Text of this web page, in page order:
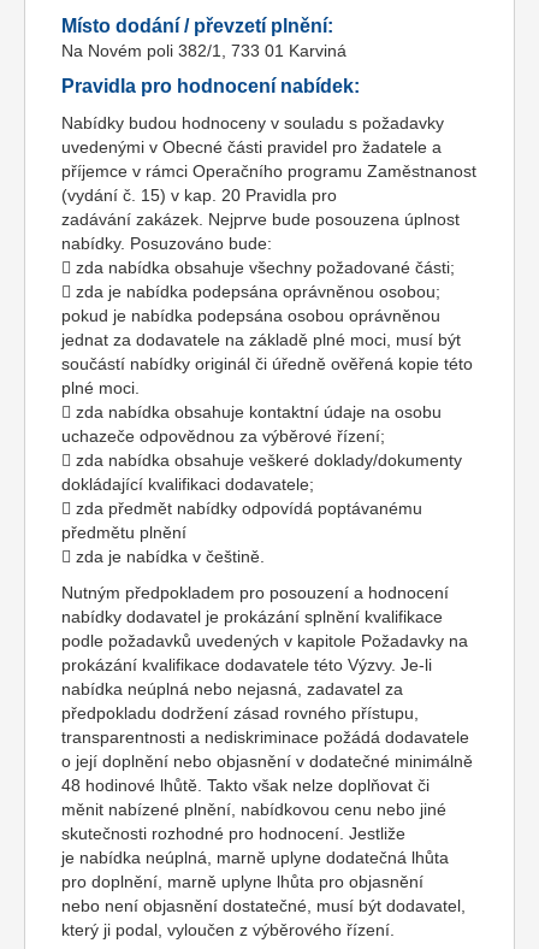
Místo dodání / převzetí plnění:
Na Novém poli 382/1, 733 01 Karviná
Pravidla pro hodnocení nabídek:
Nabídky budou hodnoceny v souladu s požadavky
uvedenými v Obecné části pravidel pro žadatele a
příjemce v rámci Operačního programu Zaměstnanost
(vydání č. 15) v kap. 20 Pravidla pro
zadávání zakázek. Nejprve bude posouzena úplnost
nabídky. Posuzováno bude:
 zda nabídka obsahuje všechny požadované části;
 zda je nabídka podepsána oprávněnou osobou;
pokud je nabídka podepsána osobou oprávněnou
jednat za dodavatele na základě plné moci, musí být
součástí nabídky originál či úředně ověřená kopie této
plné moci.
 zda nabídka obsahuje kontaktní údaje na osobu
uchazeče odpovědnou za výběrové řízení;
 zda nabídka obsahuje veškeré doklady/dokumenty
dokládající kvalifikaci dodavatele;
 zda předmět nabídky odpovídá poptávanému
předmětu plnění
 zda je nabídka v češtině.
Nutným předpokladem pro posouzení a hodnocení
nabídky dodavatel je prokázání splnění kvalifikace
podle požadavků uvedených v kapitole Požadavky na
prokázání kvalifikace dodavatele této Výzvy. Je-li
nabídka neúplná nebo nejasná, zadavatel za
předpokladu dodržení zásad rovného přístupu,
transparentnosti a nediskriminace požádá dodavatele
o její doplnění nebo objasnění v dodatečné minimálně
48 hodinové lhůtě. Takto však nelze doplňovat či
měnit nabízené plnění, nabídkovou cenu nebo jiné
skutečnosti rozhodné pro hodnocení. Jestliže
je nabídka neúplná, marně uplyne dodatečná lhůta
pro doplnění, marně uplyne lhůta pro objasnění
nebo není objasnění dostatečné, musí být dodavatel,
který ji podal, vyloučen z výběrového řízení.